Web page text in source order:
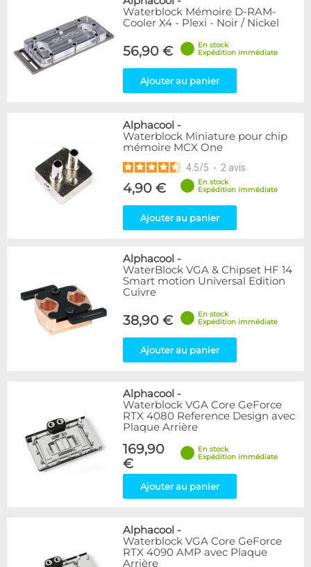
Waterblock Mémoire D-RAM-
Cooler X4 - Plexi - Noir / Nickel
56,90 €
En stock
Expédition immédiate
Ajouter au panier
Alphacool -
Waterblock Miniature pour chip
mémoire MCX One
4.5/5 - 2 avis
4,90 €
En stock
Expédition immédiate
Ajouter au panier
Alphacool -
WaterBlock VGA & Chipset HF 14
Smart motion Universal Edition
Cuivre
38,90 €
En stock
Expédition immédiate
Ajouter au panier
Alphacool -
Waterblock VGA Core GeForce
RTX 4080 Reference Design avec
Plaque Arrière
169,90
€
En stock
Expédition immédiate
Ajouter au panier
Alphacool -
Waterblock VGA Core GeForce
RTX 4090 AMP avec Plaque
Arrière